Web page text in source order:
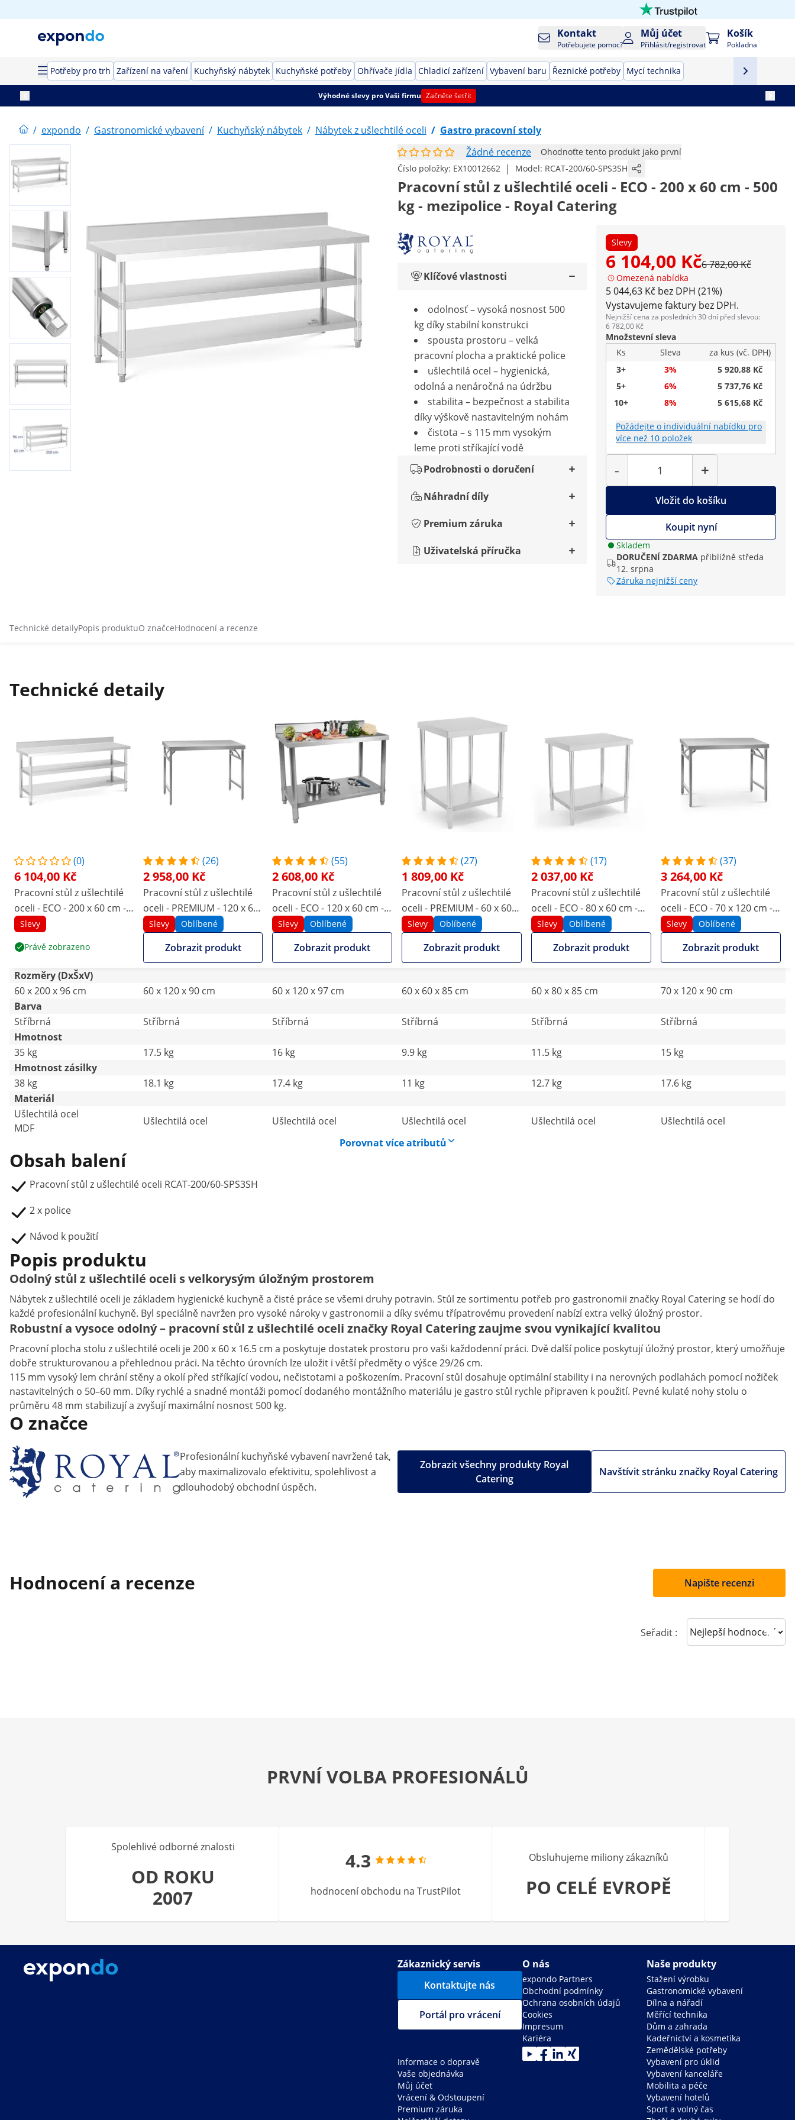
Kontakt
Potřebujete pomoc?
Můj účet
Přihlásit/registrovat
Košík
Pokladna
Potřeby pro trh Zařízení na vaření Kuchyňský nábytek Kuchyňské potřeby Ohřívače jídla Chladicí zařízení Vybavení baru Řeznické potřeby Mycí technika
Výhodné slevy pro Vaši firmu Začněte šetřit
/ expondo / Gastronomické vybavení / Kuchyňský nábytek / Nábytek z ušlechtilé oceli / Gastro pracovní stoly
Žádné recenze
Ohodnoťte tento produkt jako první
Číslo položky: EX10012662 | Model: RCAT-200/60-SPS3SH
Pracovní stůl z ušlechtilé oceli - ECO - 200 x 60 cm - 500
kg - mezipolice - Royal Catering
Slevy
6 104,00 Kč6 782,00 Kč
Omezená nabídka
5 044,63 Kč bez DPH (21%)
Vystavujeme faktury bez DPH.
Nejnižší cena za posledních 30 dní před slevou:
6 782,00 Kč
Množstevní sleva
Ks
Sleva
za kus (vč. DPH)
3+
3%
5 920,88 Kč
5+
6%
5 737,76 Kč
10+
8% 5 615,68 Kč
Požádejte o individuální nabídku pro
více než 10 položek
-
Počet
+
Vložit do košíku
Koupit nyní
Skladem
DORUČENÍ ZDARMA přibližně středa
12. srpna
Záruka nejnižší ceny
Klíčové vlastnosti
odolnosť – vysoká nosnost 500
kg díky stabilní konstrukci
spousta prostoru – velká
pracovní plocha a praktické police
ušlechtilá ocel – hygienická,
odolná a nenáročná na údržbu
stabilita – bezpečnost a stabilita
díky výškově nastavitelným nohám
čistota – s 115 mm vysokým
leme proti stříkající vodě
Podrobnosti o doručení
Náhradní díly
Premium záruka
Uživatelská příručka
Technické detailyPopis produktuO značceHodnocení a recenze
Technické detaily
(0)
6 104,00 Kč
Pracovní stůl z ušlechtilé
oceli - ECO - 200 x 60 cm -
500 kg - mezipolice - Royal
Slevy
Právě zobrazeno
(26)
2 958,00 Kč
Pracovní stůl z ušlechtilé
oceli - PREMIUM - 120 x 60
cm - 210 kg - skládací -
Royal Catering
Slevy Oblíbené
Zobrazit produkt
(55)
2 608,00 Kč
Pracovní stůl z ušlechtilé
oceli - ECO - 120 x 60 cm -
250 kg - stojan - Royal
Catering
Slevy Oblíbené
Zobrazit produkt
(27)
1 809,00 Kč
Pracovní stůl z ušlechtilé
oceli - PREMIUM - 60 x 60
cm - 250 kg - Royal
Catering
Slevy Oblíbené
Zobrazit produkt
(17)
2 037,00 Kč
Pracovní stůl z ušlechtilé
oceli - ECO - 80 x 60 cm -
250 kg - Royal Catering
Slevy Oblíbené
Zobrazit produkt
(37)
3 264,00 Kč
Pracovní stůl z ušlechtilé
oceli - ECO - 70 x 120 cm -
215 kg - skládací - Royal
Catering
Slevy Oblíbené
Zobrazit produkt
Rozměry (DxŠxV)
60 x 200 x 96 cm
60 x 120 x 90 cm 60 x 120 x 97 cm 60 x 60 x 85 cm 60 x 80 x 85 cm
70 x 120 x 90 cm
Barva
Stříbrná
Stříbrná Stříbrná Stříbrná Stříbrná
Stříbrná
Hmotnost
35 kg
17.5 kg 16 kg 9.9 kg 11.5 kg
15 kg
Hmotnost zásilky
38 kg
18.1 kg 17.4 kg 11 kg 12.7 kg
17.6 kg
Materiál
Ušlechtilá ocel
MDF
Ušlechtilá ocel Ušlechtilá ocel Ušlechtilá ocel Ušlechtilá ocel
Ušlechtilá ocel
Porovnat více atributů
Obsah balení
Pracovní stůl z ušlechtilé oceli RCAT-200/60-SPS3SH
2 x police
Návod k použití
Popis produktu
Odolný stůl z ušlechtilé oceli s velkorysým úložným prostorem
Nábytek z ušlechtilé oceli je základem hygienické kuchyně a čisté práce se všemi druhy potravin. Stůl ze sortimentu potřeb pro gastronomii značky Royal Catering se hodí do
každé profesionální kuchyně. Byl speciálně navržen pro vysoké nároky v gastronomii a díky svému třípatrovému provedení nabízí extra velký úložný prostor.
Robustní a vysoce odolný – pracovní stůl z ušlechtilé oceli značky Royal Catering zaujme svou vynikající kvalitou
Pracovní plocha stolu z ušlechtilé oceli je 200 x 60 x 16.5 cm a poskytuje dostatek prostoru pro vaši každodenní práci. Dvě další police poskytují úložný prostor, který umožňuje
dobře strukturovanou a přehlednou práci. Na těchto úrovních lze uložit i větší předměty o výšce 29/26 cm.
115 mm vysoký lem chrání stěny a okolí před stříkající vodou, nečistotami a poškozením. Pracovní stůl dosahuje optimální stability i na nerovných podlahách pomocí nožiček
nastavitelných o 50–60 mm. Díky rychlé a snadné montáži pomocí dodaného montážního materiálu je gastro stůl rychle připraven k použití. Pevné kulaté nohy stolu o
průměru 48 mm stabilizují a zvyšují maximální nosnost 500 kg.
O značce
Profesionální kuchyňské vybavení navržené tak,
aby maximalizovalo efektivitu, spolehlivost a
dlouhodobý obchodní úspěch.
Navštívit stránku značky Royal Catering
Zobrazit všechny produkty Royal
Catering
Hodnocení a recenze Napište recenzi
Seřadit : Sort reviews
PRVNÍ VOLBA PROFESIONÁLŮ
Spolehlivé odborné znalosti
OD ROKU
2007
4.3
hodnocení obchodu na TrustPilot
Obsluhujeme miliony zákazníků
PO CELÉ EVROPĚ
Zákaznický servis
Kontaktujte nás
Portál pro vrácení
Informace o dopravě
Vaše objednávka
Můj účet
Vrácení & Odstoupení
Premium záruka
O nás
expondo Partners
Obchodní podmínky
Ochrana osobních údajů
Cookies
Impresum
Kariéra
Naše produkty
Stažení výrobku
Gastronomické vybavení
Dílna a nářadí
Měřící technika
Dům a zahrada
Kadeřnictví a kosmetika
Zemědělské potřeby
Vybavení pro úklid
Vybavení kanceláře
Mobilita a péče
Vybavení hotelů
Sport a volný čas